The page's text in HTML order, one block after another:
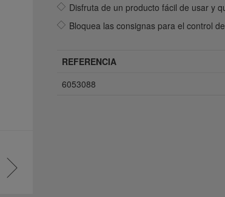
Disfruta de un producto fácil de usar y
Bloquea las consignas para el control
REFERENCIA
6053088